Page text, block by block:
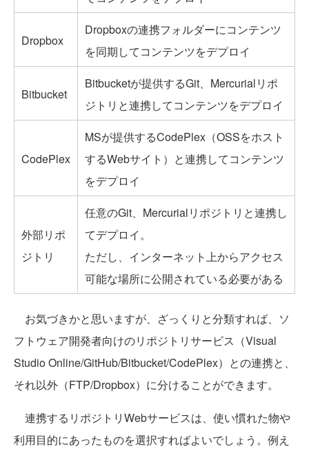
Dropbox
Dropboxの連携フォルダーにコンテンツ
を同期してコンテンツをデプロイ
Bitbucket
Bitbucketが提供するGit、Mercurialリポ
ジトリと連携してコンテンツをデプロイ
CodePlex
MSが提供するCodePlex（OSSをホスト
するWebサイト）と連携してコンテンツ
をデプロイ
外部リポ
ジトリ
任意のGit、Mercurialリポジトリと連携し
てデプロイ。
ただし、インターネット上からアクセス
可能な場所に公開されている必要がある
お気づきかと思いますが、ざっくりと分類すれば、ソ
フトウェア開発者向けのリポジトリサービス（Visual
Studio Online/GitHub/Bitbucket/CodePlex）との連携と、
それ以外（FTP/Dropbox）に分けることができます。
連携するリポジトリWebサービスは、使い慣れた物や
利用目的にあったものを選択すればよいでしょう。例え